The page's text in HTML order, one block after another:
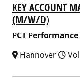
KEY ACCOUNT
(M/W/D)
PCT
Hannover